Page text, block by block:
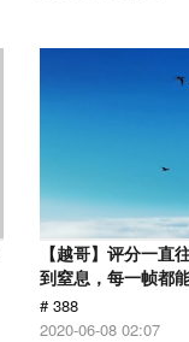
【越哥】评分一直
到窒息，每一帧都
# 388
2020-06-08 02:07